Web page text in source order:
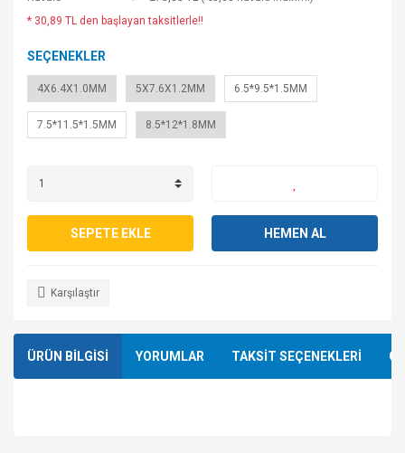
* 30,89 TL den başlayan taksitlerle!!
SEÇENEKLER
4X6.4X1.0MM 5X7.6X1.2MM 6.5*9.5*1.5MM
7.5*11.5*1.5MM 8.5*12*1.8MM
SEPETE EKLE HEMEN AL
Karşılaştır
ÜRÜN BİLGİSİ YORUMLAR TAKSİT SEÇENEKLERİ